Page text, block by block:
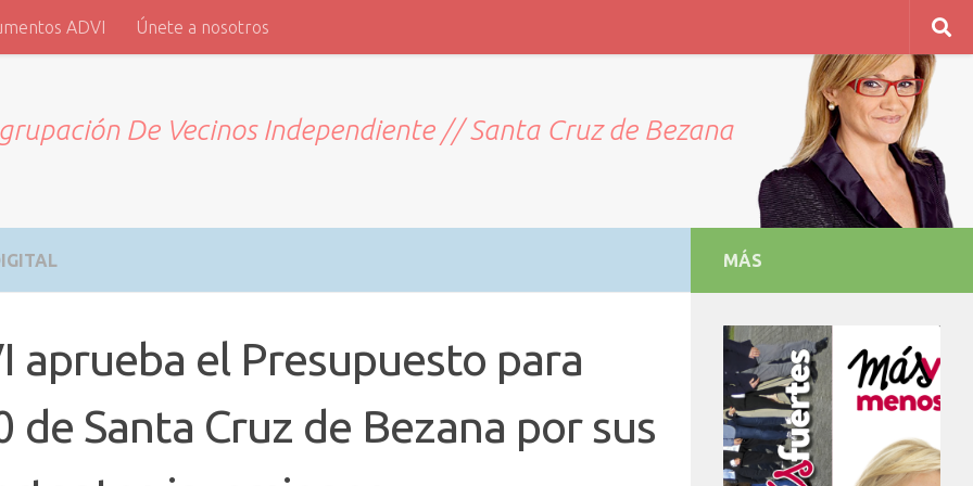
ADVI Únete a nosotros
De Vecinos Independiente // Santa Cruz de Bezana
aprueba el Presupuesto para
de Santa Cruz de Bezana por sus
MÁS